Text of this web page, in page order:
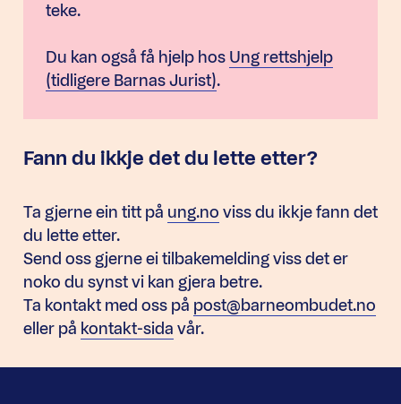
teke.
Du kan også få hjelp hos Ung rettshjelp
(tidligere Barnas Jurist).
Fann du ikkje det du lette etter?
Ta gjerne ein titt på ung.no viss du ikkje fann det
du lette etter.
Send oss gjerne ei tilbakemelding viss det er
noko du synst vi kan gjera betre.
Ta kontakt med oss på post@barneombudet.no
eller på kontakt-sida vår.